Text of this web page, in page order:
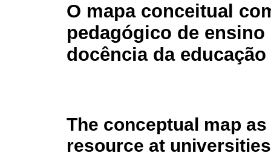
O mapa conceitual
pedagógico de ensino
docência da
The conceptual map
resource at universities